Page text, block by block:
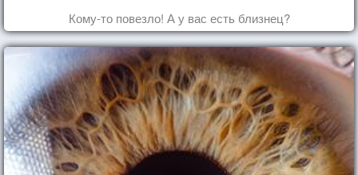
Кому-то повезло! А у вас есть близнец?